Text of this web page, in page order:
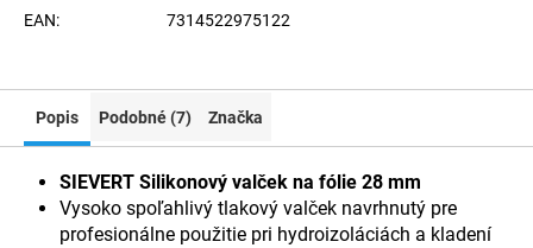
EAN: 7314522975122
Popis Podobné (7) Značka
SIEVERT Silikonový valček na fólie 28 mm
Vysoko spoľahlivý tlakový valček navrhnutý pre
profesionálne použitie pri hydroizoláciách a kladení